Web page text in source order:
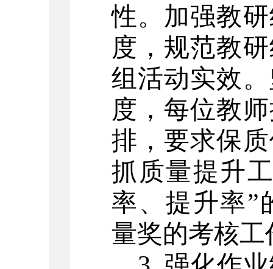
性。加强教
度，规范教
组活动实效
度，每位教
排，要求保
抓质量提升
率、提升率”
量奖的考核工